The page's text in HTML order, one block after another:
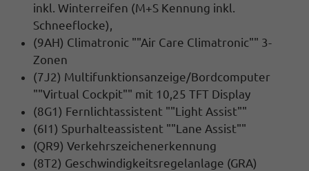
inkl. Winterreifen (M+S Kennung inkl.
Schneeflocke),
(9AH) Climatronic ""Air Care Climatronic"" 3-
Zonen
(7J2) Multifunktionsanzeige/Bordcomputer
""Virtual Cockpit"" mit 10,25 TFT Display
(8G1) Fernlichtassistent ""Light Assist""
(6I1) Spurhalteassistent ""Lane Assist""
(QR9) Verkehrszeichenerkennung
(8T2) Geschwindigkeitsregelanlage (GRA)